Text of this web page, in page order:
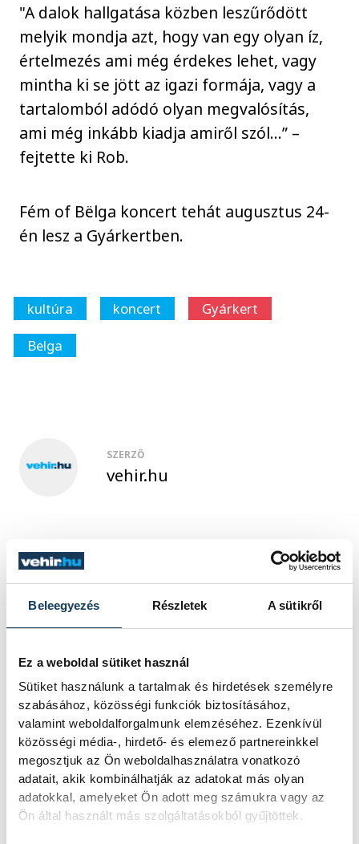
Beleegyezés Részletek A sütikről
Ez a weboldal sütiket használ
Sütiket használunk a tartalmak és hirdetések személyre
szabásához, közösségi funkciók biztosításához,
valamint weboldalforgalmunk elemzéséhez. Ezenkívül
közösségi média-, hirdető- és elemező partnereinkkel
megosztjuk az Ön weboldalhasználatra vonatkozó
adatait, akik kombinálhatják az adatokat más olyan
adatokkal, amelyeket Ön adott meg számukra vagy az
Ön által használt más szolgáltatásokból gyűjtöttek.
"A dalok hallgatása közben leszűrődött
melyik mondja azt, hogy van egy olyan íz,
értelmezés ami még érdekes lehet, vagy
mintha ki se jött az igazi formája, vagy a
tartalomból adódó olyan megvalósítás,
ami még inkább kiadja amiről szól…” –
fejtette ki Rob.
Fém of Bëlga koncert tehát augusztus 24-
én lesz a Gyárkertben.
kultúra koncert
Gyárkert
Belga
SZERZŐ
vehir.hu